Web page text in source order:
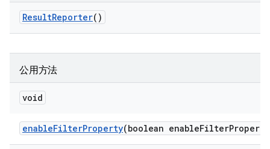
ResultReporter()
公用方法
void
enableFilterProperty(boolean enableFilter